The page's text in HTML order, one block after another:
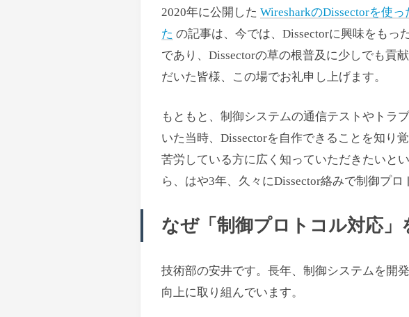
2020年に公開した WiresharkのDissectorを使
た の記事は、今では、Dissectorに興味をもっ
であり、Dissectorの草の根普及に少しでも貢
だいた皆様、この場でお礼申し上げます。
もともと、制御システムの通信テストやトラ
いた当時、Dissectorを自作できることを知り
苦労している方に広く知っていただきたいと
ら、はや3年、久々にDissector絡みで制御プ
なぜ「制御プロトコル対応」
技術部の安井です。長年、制御システムを開
向上に取り組んでいます。